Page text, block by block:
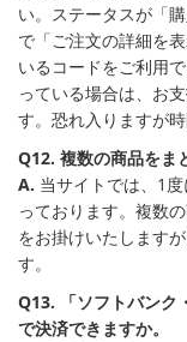
い。ステータスが「
で「ご注文の詳細を
いるコードをご利用
っている場合は、お
す。恐れ入りますが
Q12. 複数の商品をま
A. 当サイトでは、1
っております。複数
をお掛けいたします
す。
Q13. 「ソフトバンク
で決済できますか。